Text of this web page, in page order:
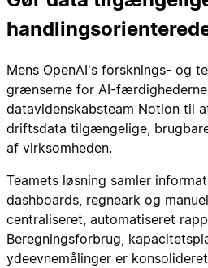
Mens OpenAI's forsknings- og
grænserne for AI-
datavidenskabsteam Notion til
driftsdata tilgængelige,
af virksomheden.
Teamets løsning samler
dashboards, regneark og
centraliseret, automatiseret
Beregningsforbrug,
ydeevnemålinger er